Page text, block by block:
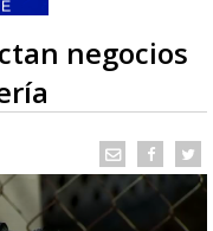
negocios